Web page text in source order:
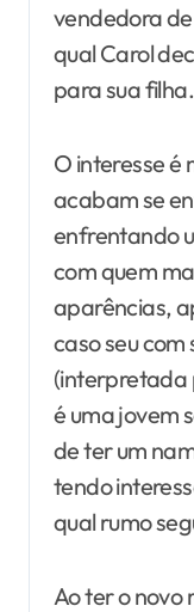
vendedora
qual Carol
para sua filha.
O interesse é
acabam se
enfrentando
com quem
aparências,
caso seu
(interpretada
é uma jovem
de ter um
tendo
qual rumo
Ao ter o novo